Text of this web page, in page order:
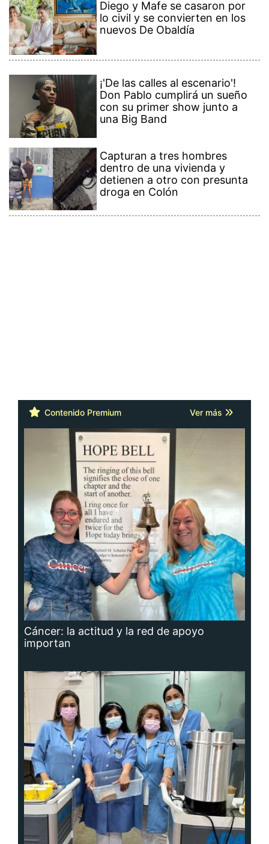
Diego y Mafe se casaron por
lo civil y se convierten en los
nuevos De Obaldía
¡'De las calles al escenario'!
Don Pablo cumplirá un sueño
con su primer show junto a
una Big Band
Capturan a tres hombres
dentro de una vivienda y
detienen a otro con presunta
droga en Colón
Contenido Premium Ver más
Cáncer: la actitud y la red de apoyo
importan